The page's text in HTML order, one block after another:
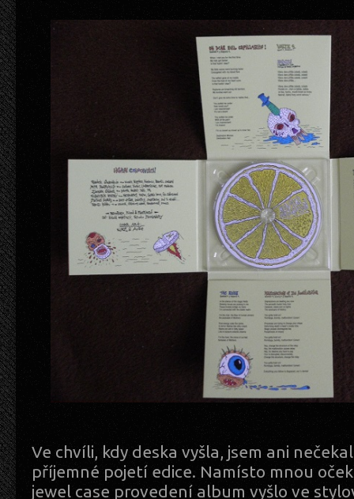
Ve chvíli, kdy deska vyšla, jsem ani
příjemné pojetí edice. Namísto mnou
jewel case provedení album vyšlo ve